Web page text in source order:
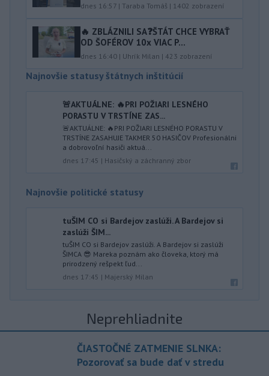
dnes 16:57 | Taraba Tomáš | 1402 zobrazení
🔥 ZBLÁZNILI SA❓️ŠTÁT CHCE VYBRAŤ
OD ŠOFÉROV 10x VIAC P...
dnes 16:40 | Uhrík Milan | 423 zobrazení
Najnovšie statusy štátnych inštitúcií
🚨AKTUÁLNE: 🔥PRI POŽIARI LESNÉHO
PORASTU V TRSTÍNE ZAS...
🚨AKTUÁLNE: 🔥PRI POŽIARI LESNÉHO PORASTU V
TRSTÍNE ZASAHUJE TAKMER 50 HASIČOV Profesionálni
a dobrovoľní hasiči aktuá...
dnes 17:45 | Hasičský a záchranný zbor
Najnovšie politické statusy
tuŠIM CO si Bardejov zaslúži. A Bardejov si
zaslúži ŠIM...
tuŠIM CO si Bardejov zaslúži. A Bardejov si zaslúži
ŠIMCA 😎 Mareka poznám ako človeka, ktorý má
prirodzený rešpekt ľud...
dnes 17:45 | Majerský Milan
Neprehliadnite
ČIASTOČNÉ ZATMENIE SLNKA:
Pozorovať sa bude dať v stredu